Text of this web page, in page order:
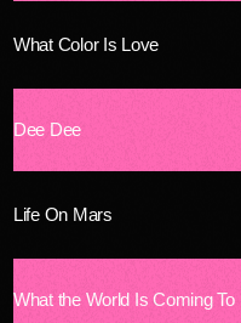
What Color Is Love
Dee Dee
Life On Mars
What the World Is Coming To